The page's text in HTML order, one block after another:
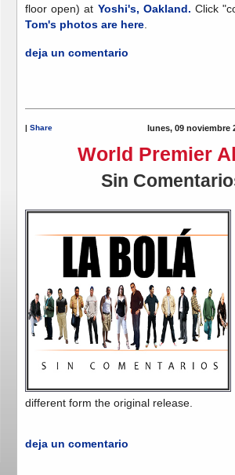
floor open) at Yoshi's, Oakland. Click
Tom's photos are here
deja un comentario
| Share lunes, 09 noviembre
World Premier
Sin
different form the original release.
deja un comentario